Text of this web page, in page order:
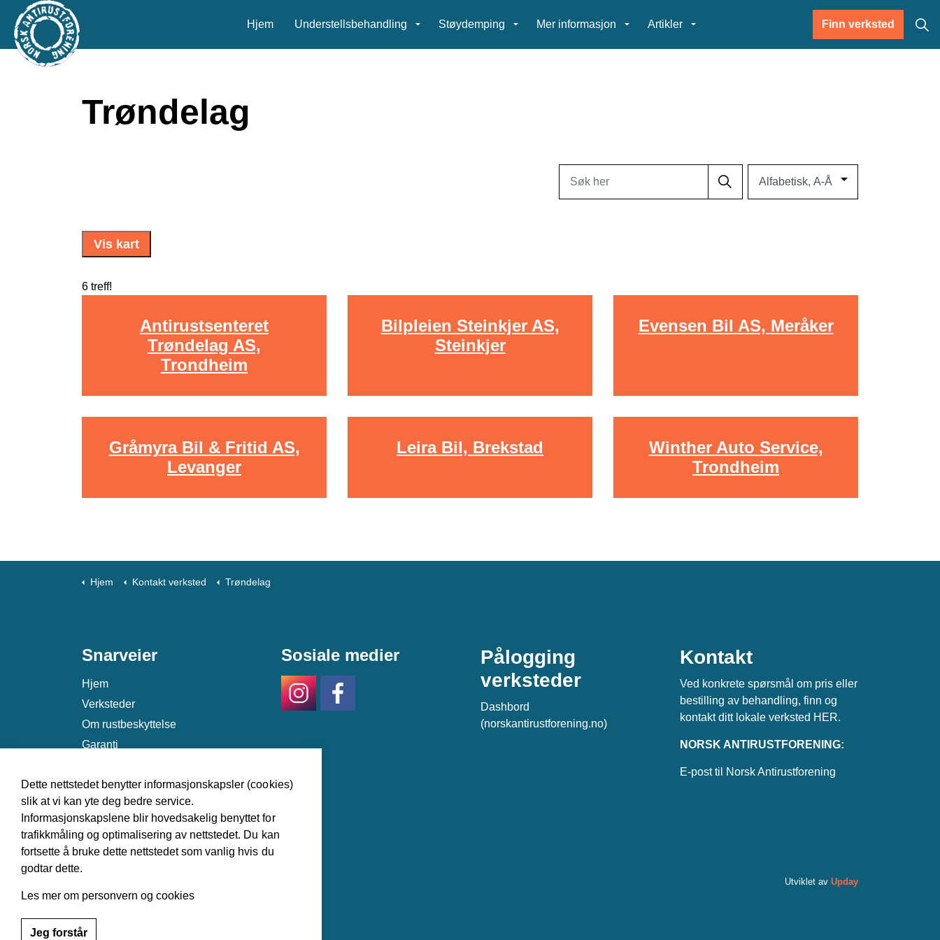
Hjem Understellsbehandling Støydemping Mer informasjon Artikler Finn verksted
Trøndelag
Vis kart
6 treff!
Antirustsenteret
Trøndelag AS,
Trondheim
Bilpleien Steinkjer AS,
Steinkjer
Evensen Bil AS, Meråker
Gråmyra Bil & Fritid AS,
Levanger
Leira Bil, Brekstad
Winther Auto Service,
Trondheim
Hjem Kontakt verksted Trøndelag
Snarveier
Hjem
Verksteder
Om rustbeskyttelse
Garanti
Sosiale medier
Pålogging
verksteder
Dashbord
(norskantirustforening.no)
Kontakt
Ved konkrete spørsmål om pris eller
bestilling av behandling, finn og
kontakt ditt lokale verksted HER.
NORSK ANTIRUSTFORENING:
E-post til Norsk Antirustforening
Utviklet av Upday
Dette nettstedet benytter informasjonskapsler (cookies)
slik at vi kan yte deg bedre service.
Informasjonskapslene blir hovedsakelig benyttet for
trafikkmåling og optimalisering av nettstedet. Du kan
fortsette å bruke dette nettstedet som vanlig hvis du
godtar dette.
Les mer om personvern og cookies
Jeg forstår